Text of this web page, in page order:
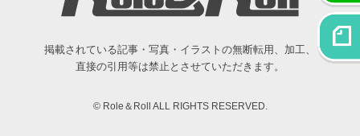
掲載されている記事・写真・イラストの無断転用、加工、
直接の引用等は禁止とさせていただきます。
© Role＆Roll ALL RIGHTS RESERVED.